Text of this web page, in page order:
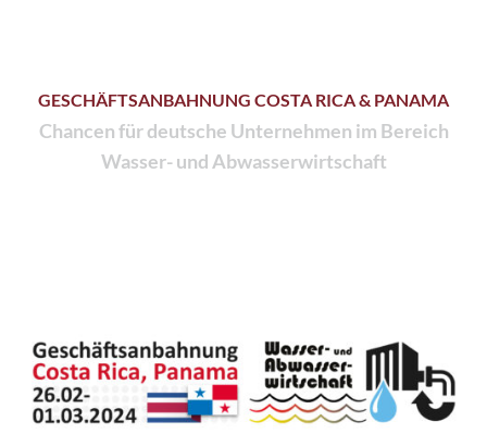
GESCHÄFTSANBAHNUNG COSTA RICA & PANAMA
Chancen für deutsche Unternehmen im Bereich
Wasser- und Abwasserwirtschaft